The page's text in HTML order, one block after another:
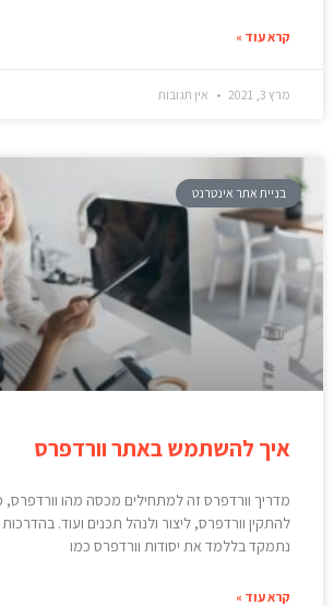
קרא עוד »
מרץ 3, 2021 אין תגובות
בניית אתר אינטרנט
איך להשתמש באתר וורדפרס
מדריך וורדפרס זה למתחילים מכסה מהו
להתקין וורדפרס, ליצור ולנהל תכנים ועוד.
נתמקד בללמד את יסודות וורדפרס כמו
קרא עוד »